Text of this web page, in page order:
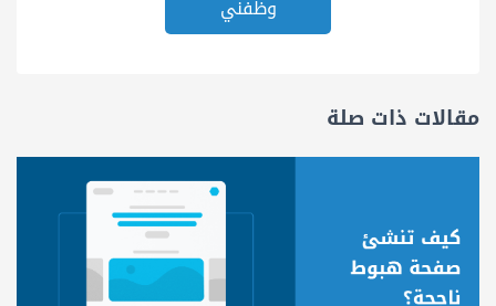
وظفني
مقالات ذات صلة